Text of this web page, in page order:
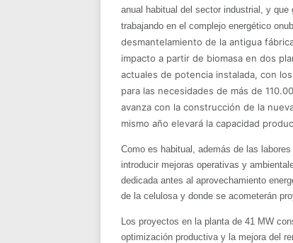
anual habitual del sector industrial, y
trabajando en el complejo energético
desmantelamiento de la antigua
impacto a partir de biomasa en dos
actuales de potencia instalada, con
para las necesidades de más de
avanza con la construcción de la
mismo año elevará la capacidad
Como es habitual, además de las
introducir mejoras operativas y
dedicada antes al aprovechamiento
de la celulosa y donde se acometerán
Los proyectos en la planta de 41 MW
optimización productiva y la mejora del